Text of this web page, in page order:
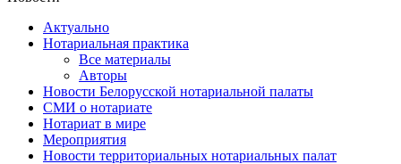
Актуально
Нотариальная практика
Все материалы
Авторы
Новости Белорусской нотариальной палаты
СМИ о нотариате
Нотариат в мире
Мероприятия
Новости территориальных нотариальных палат